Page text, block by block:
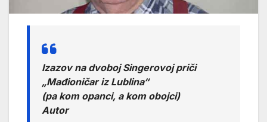
Izazov na dvoboj Singerovoj priči
„Mađioničar iz Lublina“
(pa kom opanci, a kom obojci)
Autor